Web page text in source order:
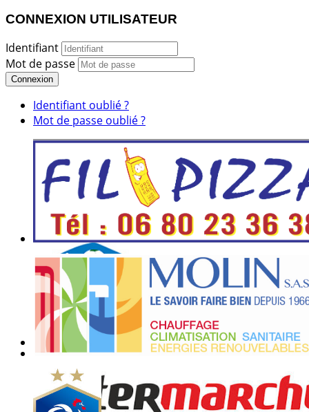
CONNEXION UTILISATEUR
Identifiant
Mot de passe
Connexion
Identifiant oublié ?
Mot de passe oublié ?